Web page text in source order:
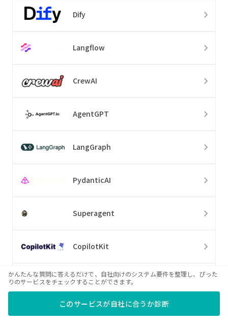
Dify
Langflow
CrewAI
AgentGPT
LangGraph
PydanticAI
Superagent
CopilotKit
Amazon Automate Pricing
かんたんな質問に答えるだけで、自社向けのシステム要件を整理し、ぴった
りのサービスをチェックすることができます。
このサービスが自社に合うか診断